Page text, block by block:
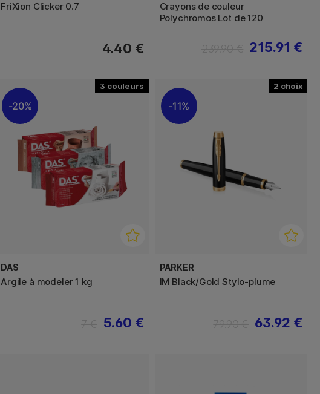
FriXion Clicker 0.7
4.40 €
Crayons de couleur
Polychromos Lot de 120
215.91 €
3
20%
DAS
Argile à modeler 1 kg
5.60 €
2
11%
PARKER
IM Black/Gold Stylo-plume
63.92 €